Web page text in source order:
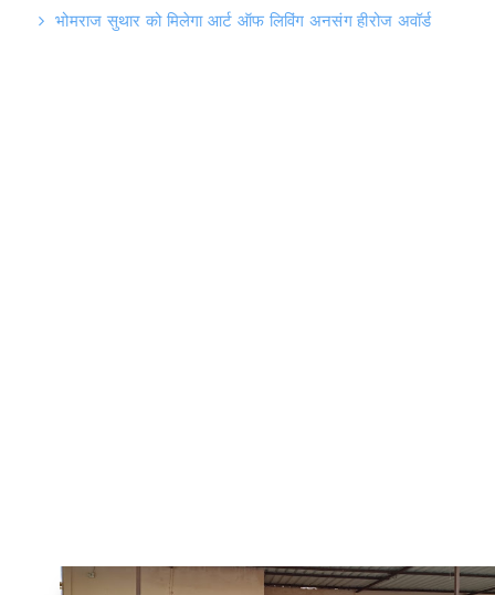
भोमराज सुथार को मिलेगा आर्ट ऑफ लिविंग अनसंग हीरोज अवॉर्ड